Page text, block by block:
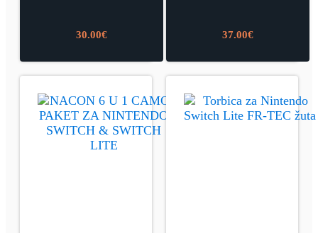
30.00€ 37.00€